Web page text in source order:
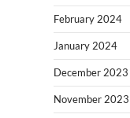
February 2024
January 2024
December 2023
November 2023